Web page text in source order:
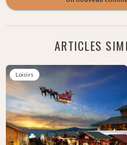
ARTICLES
Loisirs